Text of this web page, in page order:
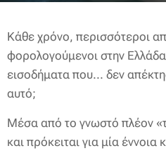
Κάθε χρόνο, περισσότεροι
φορολογούμενοι στην
εισοδήματα που... δεν
αυτό;
Μέσα από το γνωστό πλέον
και πρόκειται για μία